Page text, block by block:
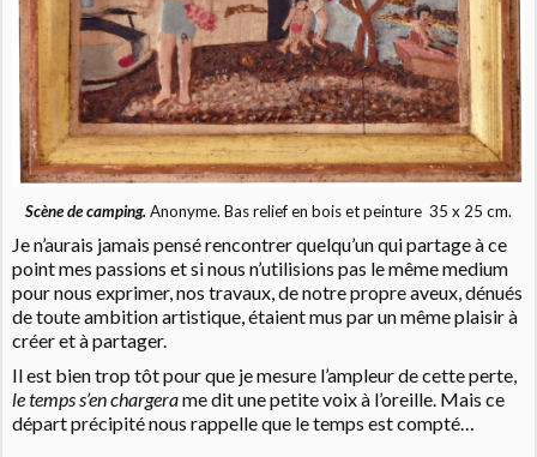
Scène decamping.Anonyme. Bas relief en bois et peinture 35 x 25 cm.
Je n’aurais jamais pensé rencontrer quelqu’un qui partage à ce
point mes passions et si nous n’utilisions pas le même medium
pour nous exprimer, nos travaux, de notre propre aveux, dénués
de toute ambition artistique, étaient mus par un même plaisir à
créer et à partager.
Il est bien trop tôt pour que je mesure l’ampleur de cette perte,
le temps s’en chargerame dit une petite voix à l’oreille. Mais ce
départ précipité nous rappelle que le temps est compté…